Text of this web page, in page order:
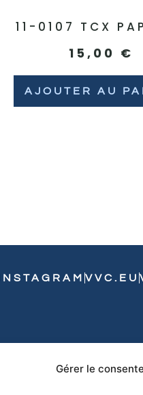
Gérer le
11-0107 TCX
15,00 €
AJOUTER AU
VVC.EU